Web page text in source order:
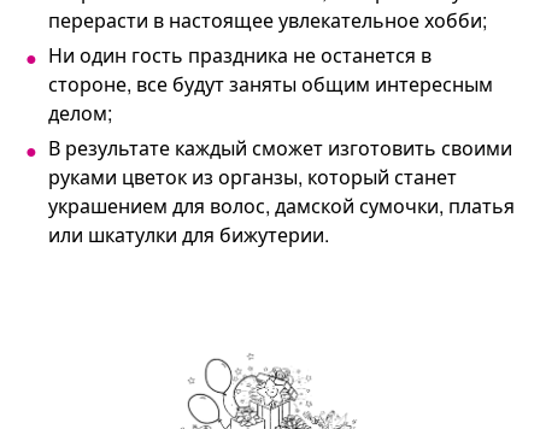
перерасти в настоящее увлекательное хобби;
Ни один гость праздника не останется в
стороне, все будут заняты общим интересным
делом;
В результате каждый сможет изготовить своими
руками цветок из органзы, который станет
украшением для волос, дамской сумочки, платья
или шкатулки для бижутерии.